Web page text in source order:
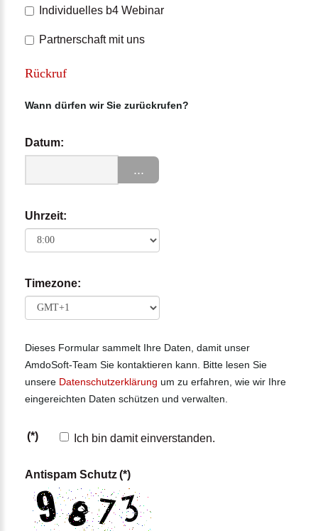
Individuelles b4 Webinar
Partnerschaft mit uns
Rückruf
Wann dürfen wir Sie zurückrufen?
Datum:
Uhrzeit:
Timezone:
Dieses Formular sammelt Ihre Daten, damit unser
AmdoSoft-Team Sie kontaktieren kann. Bitte lesen Sie
unsere Datenschutzerklärung um zu erfahren, wie wir Ihre
eingereichten Daten schützen und verwalten.
(*) Ich bin damit einverstanden.
Antispam Schutz(*)